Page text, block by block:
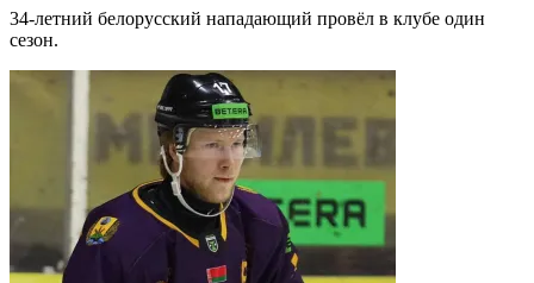
34-летний белорусский нападающий провёл в клубе один
сезон.